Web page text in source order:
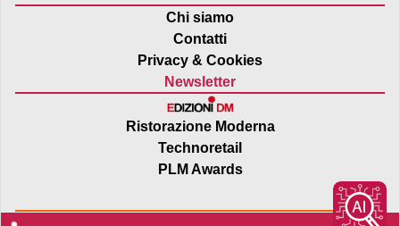
Chi siamo
Contatti
Privacy & Cookies
Newsletter
Ristorazione Moderna
Technoretail
PLM Awards